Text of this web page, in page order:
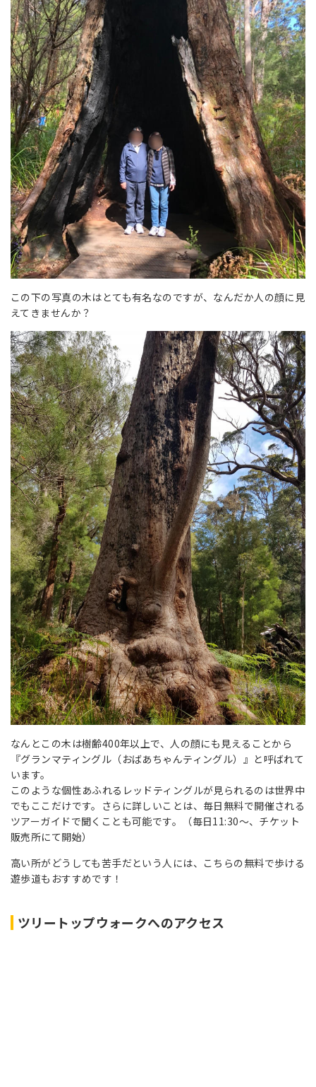
この下の写真の木はとても有名なのですが、なんだか人の顔に見
えてきませんか？
なんとこの木は樹齢400年以上で、人の顔にも見えることから
『グランマティングル（おばあちゃんティングル）』と呼ばれて
います。
このような個性あふれるレッドティングルが見られるのは世界中
でもここだけです。さらに詳しいことは、毎日無料で開催される
ツアーガイドで聞くことも可能です。（毎日11:30～、チケット
販売所にて開始）
高い所がどうしても苦手だという人には、こちらの無料で歩ける
遊歩道もおすすめです！
ツリートップウォークへのアクセス